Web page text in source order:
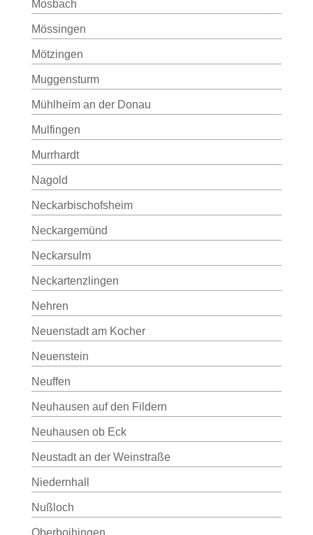
Mosbach
Mössingen
Mötzingen
Muggensturm
Mühlheim an der Donau
Mulfingen
Murrhardt
Nagold
Neckarbischofsheim
Neckargemünd
Neckarsulm
Neckartenzlingen
Nehren
Neuenstadt am Kocher
Neuenstein
Neuffen
Neuhausen auf den Fildern
Neuhausen ob Eck
Neustadt an der Weinstraße
Niedernhall
Nußloch
Oberboihingen